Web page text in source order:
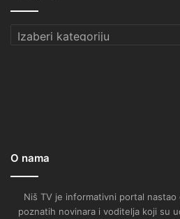
Kategorije
O nama
Niš TV je informativni portal
poznatih novinara i voditelja koji su